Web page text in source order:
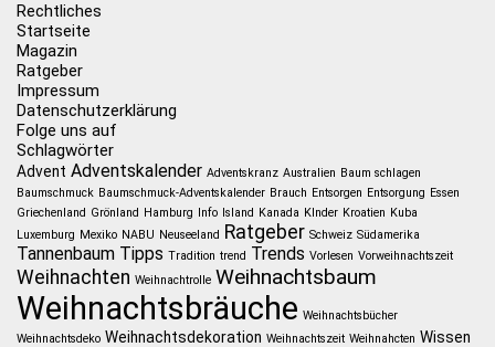
Rechtliches
Startseite
Magazin
Ratgeber
Impressum
Datenschutzerklärung
Folge uns auf
Schlagwörter
Advent Adventskalender Adventskranz Australien Baum schlagen
Baumschmuck Baumschmuck-Adventskalender Brauch Entsorgen Entsorgung Essen
Griechenland Grönland Hamburg Info Island Kanada KInder Kroatien Kuba
Luxemburg Mexiko NABU Neuseeland Ratgeber Schweiz Südamerika
Tannenbaum Tipps Tradition trend Trends Vorlesen Vorweihnachtszeit
Weihnachten Weihnachtrolle Weihnachtsbaum
Weihnachtsbräuche Weihnachtsbücher
Weihnachtsdeko Weihnachtsdekoration Weihnachtszeit Weihnahcten Wissen